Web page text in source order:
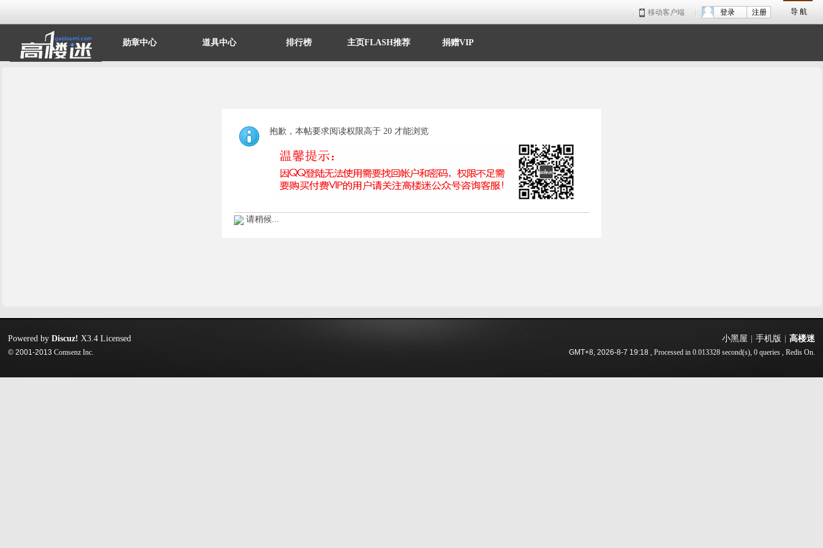
导 航
移动客户端 注册
登录
勋章中心 道具中心 排行榜 主页FLASH推荐 捐赠VIP
抱歉，本帖要求阅读权限高于 20 才能浏览
请稍候...
小黑屋 手机版 高楼迷
GMT+8, 2026-8-7 19:18, Processed in 0.013328 second(s), 0 queries , Redis On.
Powered byDiscuz! X3.4 Licensed
© 2001-2013Comsenz Inc.